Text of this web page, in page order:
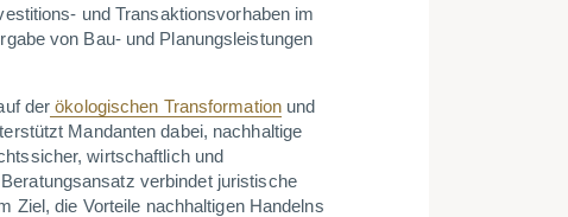
und Transaktionsvorhaben im
von Bau- und Planungsleistungen
der ökologischen Transformationund
Mandanten dabei, nachhaltige
wirtschaftlich und
verbindet juristische
Ziel, die Vorteile nachhaltigen Handelns